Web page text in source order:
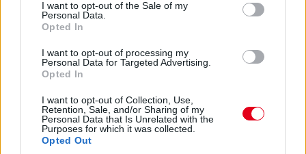
I want to opt-out of the Sale of my
Personal Data.
Opted In
I want to opt-out of processing my
Personal Data for Targeted Advertising.
Opted In
I want to opt-out of Collection, Use,
Retention, Sale, and/or Sharing of my
Personal Data that Is Unrelated with the
Purposes for which it was collected.
Opted Out
Na ezt nem láttuk jönni, ahogy az angol mondja. Antonelli
Mercedes.
Hihetetlen.Verstappennek ezúttal nem tudták leszedni a
jobb elsőjét, így aztán a második cseréje után a tökutolsó
helyre jön vissza. Persze ebben az is benne van, hogy egyedül
ő cserélt kétszer eddig, féltáv előtt visszarakták a